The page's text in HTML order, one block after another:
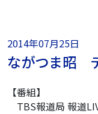
2014年07月25日
ながつま昭
【番組】
TBS報道局 報道